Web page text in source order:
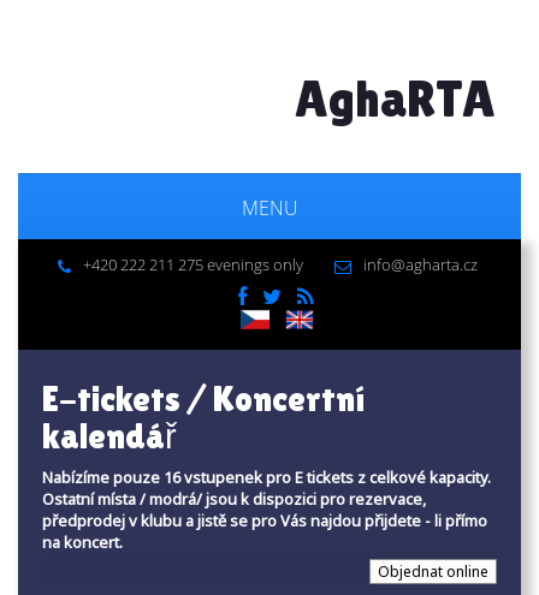
AghaRTA
MENU
+420 222 211 275 evenings only info@agharta.cz
E-tickets / Koncertní
kalendář
Nabízíme pouze 16 vstupenek pro E tickets z celkové kapacity.
Ostatní místa / modrá/ jsou k dispozici pro rezervace,
předprodej v klubu a jistě se pro Vás najdou přijdete - li přímo
na koncert.